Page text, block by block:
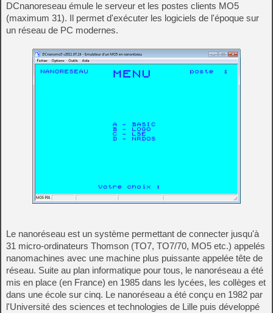
DCnanoreseau émule le serveur et les postes clients MO5
(maximum 31). Il permet d'exécuter les logiciels de l'époque sur
un réseau de PC modernes.
Le nanoréseau est un système permettant de connecter jusqu'à
31 micro-ordinateurs Thomson (TO7, TO7/70, MO5 etc.) appelés
nanomachines avec une machine plus puissante appelée tête de
réseau. Suite au plan informatique pour tous, le nanoréseau a été
mis en place (en France) en 1985 dans les lycées, les collèges et
dans une école sur cinq. Le nanoréseau a été conçu en 1982 par
l'Université des sciences et technologies de Lille puis développé